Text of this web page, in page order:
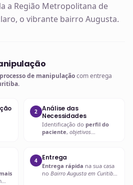
a Região Metropolitana de
o vibrante bairro Augusta.
processo de manipulaçãocom entrega
.
2
Análise das
Necessidades
Identificação do perfil do
paciente, objetivos
4 Entrega
Entrega rápida na sua casa
no Bairro Augusta em Curitiba